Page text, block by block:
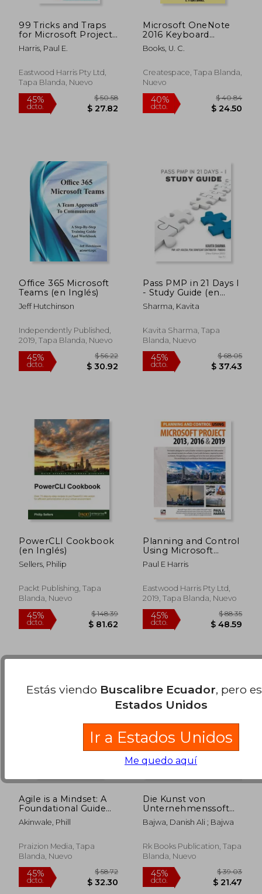
45% 40%
45%
dcto.
$ 148.39 40%
dcto.
99 Tricks and Traps
for Microsoft Project
365 and 2021: A Casual
User Guide Including
(en Inglés)
Harris, Paul E.
Eastwood Harris Pty Ltd,
Tapa Blanda, Nuevo
dcto. $ 27.82
Microsoft OneNote
2016 Keyboard
Shortcuts For
Macintosh (en Inglés)
Books, U. C.
Createspace, Tapa Blanda,
Nuevo
dcto.
Office 365 Microsoft
Teams (en Inglés)
Jeff Hutchinson
Independently Published,
2019, Tapa Blanda, Nuevo
45%
dcto. $ 30.92
Pass PMP in 21 Days I
- Study Guide (en
Inglés)
Sharma, Kavita
Kavita Sharma, Tapa
Blanda, Nuevo
45%
dcto. $
PowerCLI Cookbook
(en Inglés)
Sellers, Philip
Packt Publishing, Tapa
Blanda, Nuevo
Planning and Control
Using Microsoft
Project 2013, 2016 &
2019 (en Inglés)
Paul E Harris
Eastwood Harris Pty Ltd,
2019, Tapa Blanda, Nuevo
Agile is a Mindset: A
Foundational Guide
to Agile (en Inglés)
Akinwale, Phill
Praizion Media, Tapa
Blanda, Nuevo
Die Kunst von
Unternehmenssoftware:
Ein umfassender
Leitfaden für Erfolg
Bajwa, Danish Ali ; Bajwa
Rk Books Publication, Tapa
Blanda, Nuevo
Estás viendo Buscalibre Ecuador, pero
Estados Unidos
Ir a Estados Unidos
Me quedo aquí